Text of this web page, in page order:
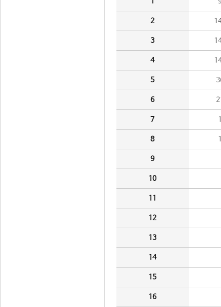
2
3
4
5
6
7
8
9
10
11
12
13
14
15
16